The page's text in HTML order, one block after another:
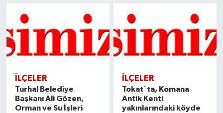
İLÇELER
Turhal Belediye
Başkanı Ali Gözen,
Orman ve Su İşleri
İLÇELER
Tokat`ta, Komana
Antik Kenti
yakınlarındaki köyde